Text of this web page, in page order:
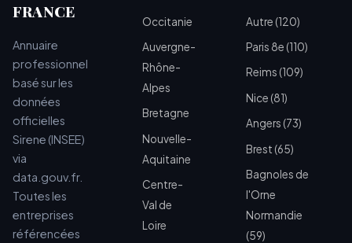
FRANCE
Annuaire
professionnel
basé sur les
données
officielles
Sirene (INSEE)
via
data.gouv.fr.
Toutes les
entreprises
référencées
Occitanie
Auvergne-
Rhône-
Alpes
Bretagne
Nouvelle-
Aquitaine
Centre-
Val de
Loire
Autre (120)
Paris 8e (110)
Reims (109)
Nice (81)
Angers (73)
Brest (65)
Bagnoles de
l'Orne
Normandie
(59)